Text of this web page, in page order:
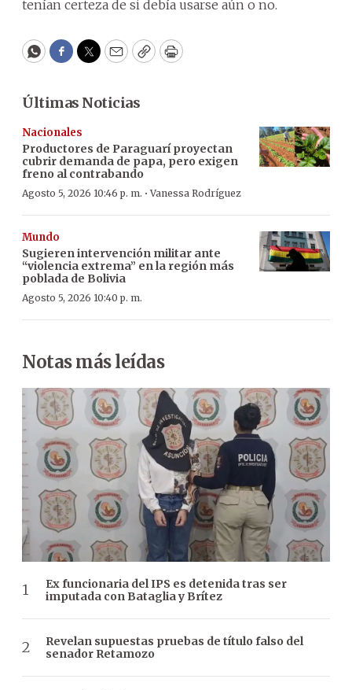
tenían certeza de si debía usarse aún o no.
WhatsApp
Facebook
Twitter
EmailCopyPrint
Últimas Noticias
Nacionales
Productores de Paraguarí proyectan
cubrir demanda de papa, pero exigen
freno al contrabando
Agosto 5, 2026 10:46 p. m. ·Vanessa Rodríguez
Mundo
Sugieren intervención militar ante
“violencia extrema” en la región más
poblada de Bolivia
Agosto 5, 2026 10:40 p. m.
Notas más leídas
Ex funcionaria del IPS es detenida tras ser
imputada con Bataglia y Brítez
Revelan supuestas pruebas de título falso del
senador Retamozo